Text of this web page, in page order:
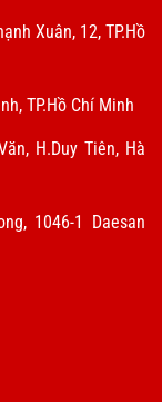
Xuân, 12, TP.Hồ
TP.Hồ Chí Minh
H.Duy Tiên, Hà
1046-1 Daesan